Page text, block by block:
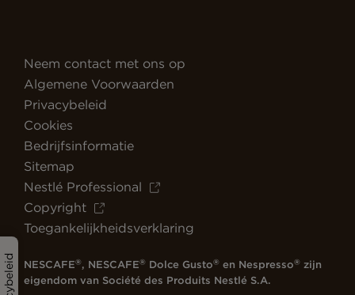
Neem contact met ons op
Algemene Voorwaarden
Privacybeleid
Cookies
Bedrijfsinformatie
Sitemap
Nestlé Professional
Copyright
Toegankelijkheidsverklaring
NESCAFE®, NESCAFE® Dolce Gusto® en Nespresso® zijn
eigendom van Société des Produits Nestlé S.A.